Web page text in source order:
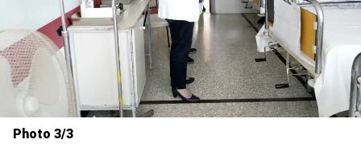
Photo 3/3